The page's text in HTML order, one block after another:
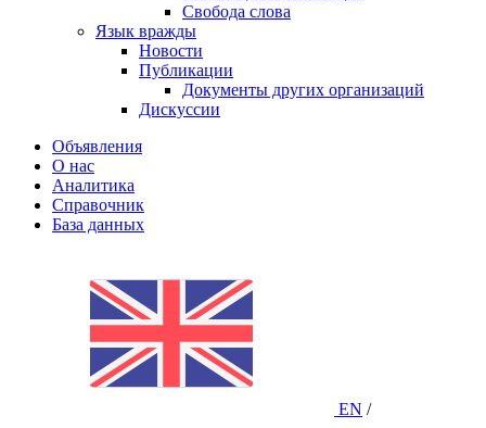
Свобода слова
Язык вражды
Новости
Публикации
Документы других организаций
Дискуссии
Объявления
О нас
Аналитика
Справочник
База данных
EN /